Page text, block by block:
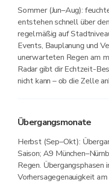
Sommer (Jun–Aug):
entstehen schnell über
regelmäßig auf
Events, Bauplanung und
unerwarteten Regen am
Radar gibt dir Echtzeit-
nicht kann – ob die Zelle
Übergangsmonate
Herbst (Sep–Okt):
Saison; A9
Regen. Übergangsphasen
Vorhersagegenauigkeit